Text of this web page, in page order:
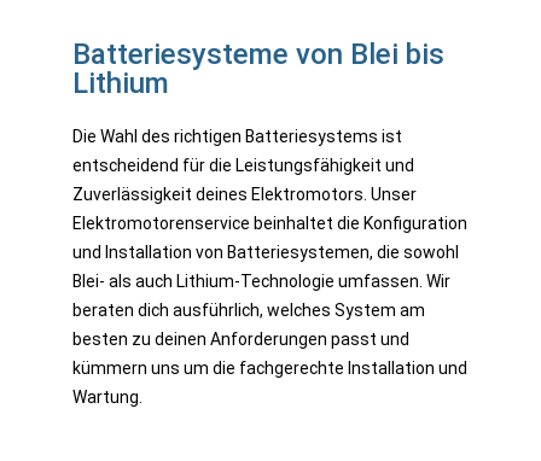
Batteriesysteme von Blei bis
Lithium
Die Wahl des richtigen Batteriesystems ist
entscheidend für die Leistungsfähigkeit und
Zuverlässigkeit deines Elektromotors. Unser
Elektromotorenservice beinhaltet die Konfiguration
und Installation von Batteriesystemen, die sowohl
Blei- als auch Lithium-Technologie umfassen. Wir
beraten dich ausführlich, welches System am
besten zu deinen Anforderungen passt und
kümmern uns um die fachgerechte Installation und
Wartung.